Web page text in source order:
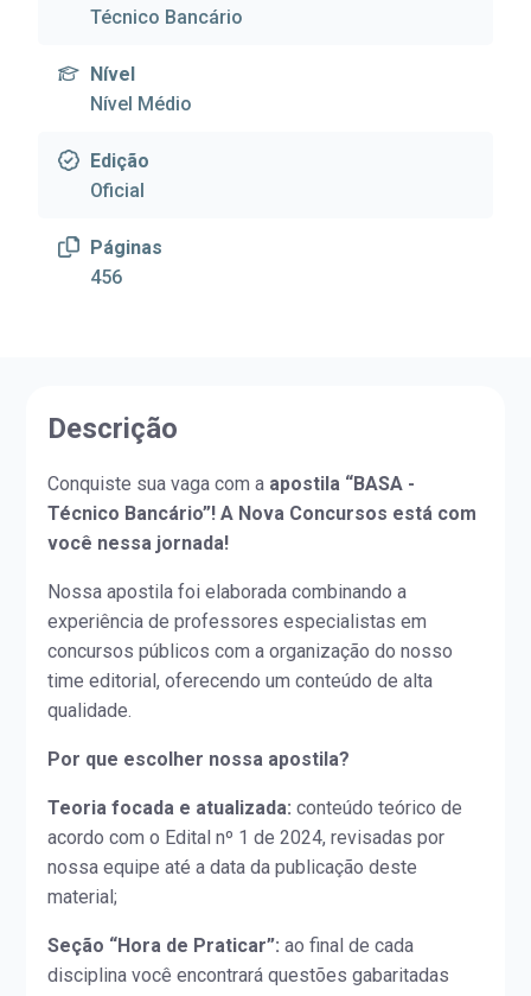
Técnico Bancário
Nível
Nível Médio
Edição
Oficial
Páginas
456
Descrição
Conquiste sua vaga com a apostila “BASA -
Técnico Bancário”! A Nova Concursos está com
você nessa jornada!
Nossa apostila foi elaborada combinando a
experiência de professores especialistas em
concursos públicos com a organização do nosso
time editorial, oferecendo um conteúdo de alta
qualidade.
Por que escolher nossa apostila?
Teoria focada e atualizada: conteúdo teórico de
acordo com o Edital nº 1 de 2024, revisadas por
nossa equipe até a data da publicação deste
material;
Seção “Hora de Praticar”: ao final de cada
disciplina você encontrará questões gabaritadas